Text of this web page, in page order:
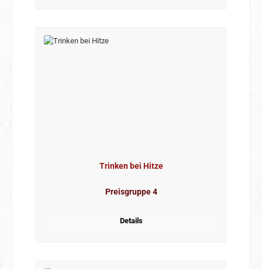
Trinken bei Hitze
Preisgruppe 4
Details